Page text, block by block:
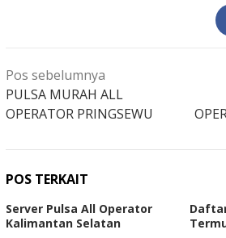
Navigasi
pos
Pos sebelumnya
PULSA MURAH ALL
OPERATOR PRINGSEWU
POS TERKAIT
Server Pulsa All Operator
Kalimantan Selatan